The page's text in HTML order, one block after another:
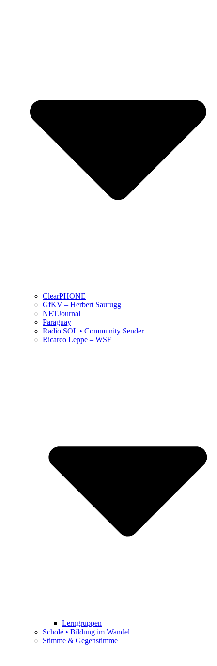
ClearPHONE
GfKV – Herbert Saurugg
NETJournal
Paraguay
Radio SOL • Community Sender
Ricarco Leppe – WSF
Lerngruppen
Scholé • Bildung im Wandel
Stimme & Gegenstimme